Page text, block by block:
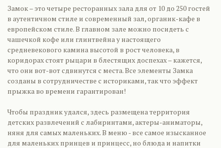
Замок – это четыре ресторанных зала для от 10 до 250 гостей
в аутентичном стиле и современный зал, органик-кафе в
европейском стиле. В главном зале можно посидеть с
чашечкой кофе или глинтвейна у настоящего
средневекового камина высотой в рост человека, в
коридорах стоят рыцари в блестящих доспехах – кажется,
что они вот-вот сдвинутся с места. Все элементы Замка
созданы в сотрудничестве с историками, так что эффект
прыжка во времени гарантирован!
Чтобы праздник удался, здесь размещена территория
детских развлечений с лабиринтами, актеры-аниматоры,
няня для самых маленьких. В меню - все самое изысканное
для маленьких принцев и принцесс, но блюда и напитки